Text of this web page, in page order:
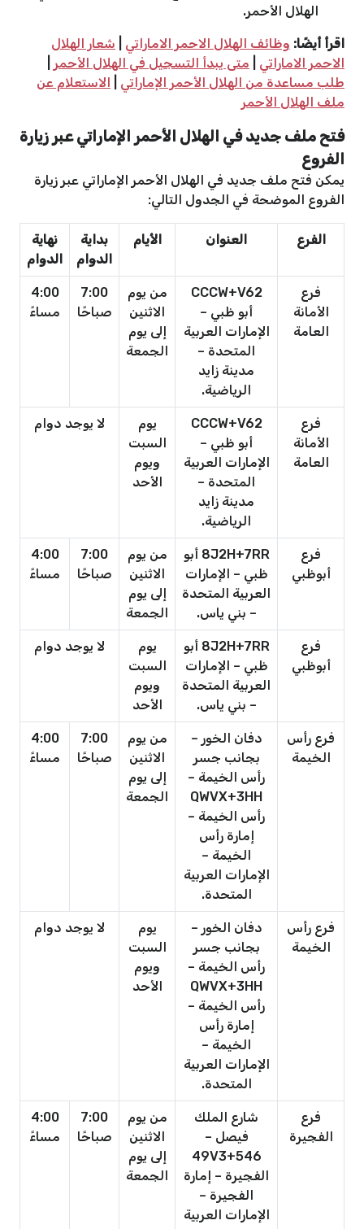
الهلال الأحمر.
اقرأ أيضًا: وظائف الهلال الاحمر الاماراتي
شعار الهلال
الاحمر الاماراتي
متى يبدأ التسجيل في الهلال الأحمر
طلب مساعدة من الهلال الأحمر الإماراتي
الاستعلام عن
ملف الهلال الأحمر
فتح ملف جديد في الهلال الأحمر الإماراتي عبر زيارة
الفروع
يمكن فتح ملف جديد في الهلال الأحمر الإماراتي عبر زيارة
الفروع الموضحة في الجدول التالي:
الفرع العنوان الأيام
بداية
الدوام
نهاية
الدوام
فرع
الأمانة
العامة
CCCW+V62
أبو ظبي –
الإمارات العربية
المتحدة –
مدينة زايد
الرياضية.
من يوم
الاثنين
إلى يوم
الجمعة
7:00
صباحًا
4:00
مساءً
فرع
الأمانة
العامة
CCCW+V62
أبو ظبي –
الإمارات العربية
المتحدة –
مدينة زايد
الرياضية.
يوم
السبت
ويوم
الأحد
لا يوجد دوام
فرع
أبوظبي
8J2H+7RR أبو
ظبي – الإمارات
العربية المتحدة
– بني ياس.
من يوم
الاثنين
إلى يوم
الجمعة
7:00
صباحًا
4:00
مساءً
فرع
أبوظبي
8J2H+7RR أبو
ظبي – الإمارات
العربية المتحدة
– بني ياس.
يوم
السبت
ويوم
الأحد
لا يوجد دوام
فرع رأس
الخيمة
دفان الخور –
بجانب جسر
رأس الخيمة –
QWVX+3HH
رأس الخيمة –
إمارة رأس
الخيمة –
الإمارات العربية
المتحدة.
من يوم
الاثنين
إلى يوم
الجمعة
7:00
صباحًا
4:00
مساءً
فرع رأس
الخيمة
دفان الخور –
بجانب جسر
رأس الخيمة –
QWVX+3HH
رأس الخيمة –
إمارة رأس
الخيمة –
الإمارات العربية
المتحدة.
يوم
السبت
ويوم
الأحد
لا يوجد دوام
فرع
الفجيرة
شارع الملك
فيصل –
49V3+546
الفجيرة – إمارة
الفجيرة –
الإمارات العربية
من يوم
الاثنين
إلى يوم
الجمعة
7:00
صباحًا
4:00
مساءً